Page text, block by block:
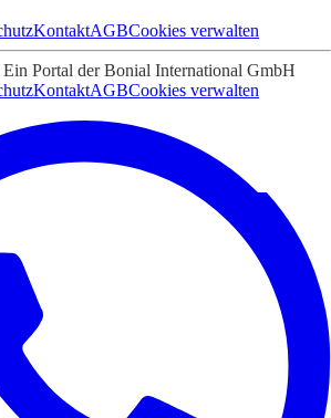
KontaktAGBCookies verwalten
Portal der Bonial International GmbH
KontaktAGBCookies verwalten